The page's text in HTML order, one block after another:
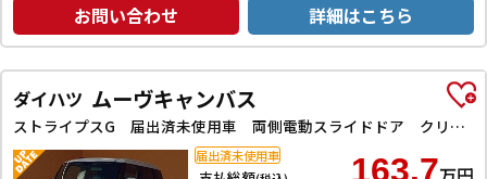
お問い合わせ 詳細はこちら
ダイハツ ムーヴキャンバス
ストライプスG 届出済未使用車 両側電動スライドドア クリアランスソナー 衝突被害軽減システム オートライト LEDヘッドランプ スマートキー アイドリングストップ 電動格納ミラー シートヒーター ベンチシート
163.7
届出済未使用車